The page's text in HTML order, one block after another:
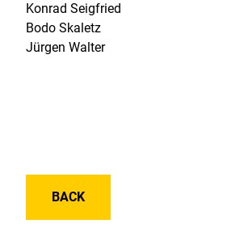
Konrad Seigfried
Bodo Skaletz
Jürgen Walter
BACK